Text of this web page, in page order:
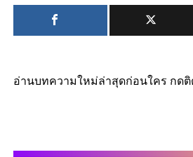
อ่านบทความใหม่ล่าสุดก่อนใคร กดติ